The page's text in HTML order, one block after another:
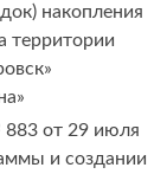
накопления
территории
от 29 июля
и создании